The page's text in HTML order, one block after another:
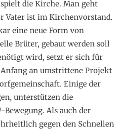
die Kirche. Man geht
Vater ist im Kirchenvorstand.
eine neue Form von
Brüter, gebaut werden soll
wird, setzt er sich für
Anfang an umstrittene Projekt
Einige der
unterstützen die
Als auch der
gegen den Schnellen